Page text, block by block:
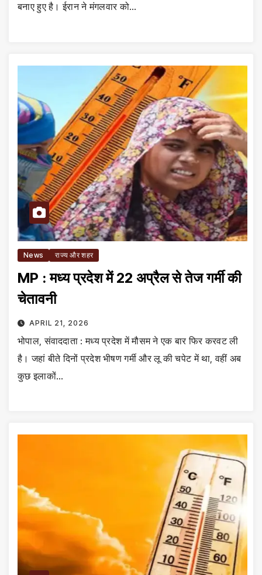
बनाए हुए है। ईरान ने मंगलवार को…
News राज्य और शहर
MP : मध्य प्रदेश में 22 अप्रैल से तेज गर्मी की
चेतावनी
APRIL 21, 2026
भोपाल, संवाददाता : मध्य प्रदेश में मौसम ने एक बार फिर करवट ली
है। जहां बीते दिनों प्रदेश भीषण गर्मी और लू की चपेट में था, वहीं अब
कुछ इलाकों…